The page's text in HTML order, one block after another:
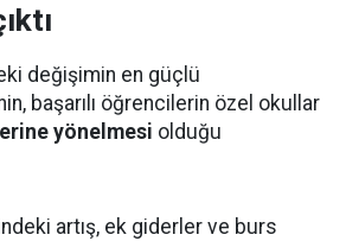
değişimin en güçlü
başarılı öğrencilerin özel okullar
yönelmesi olduğu
artış, ek giderler ve burs